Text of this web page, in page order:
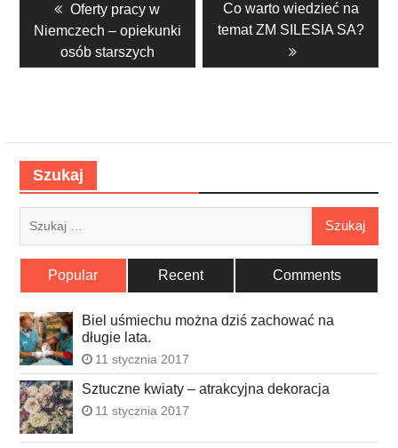
wpisu Previous
post:
Oferty pracy w
Niemczech – opiekunki
osób starszych
Next
post:
Co warto wiedzieć na
temat ZM SILESIA SA?
Szukaj
Popular Recent Comments
Biel uśmiechu można dziś zachować na
długie lata.
11 stycznia 2017
Sztuczne kwiaty – atrakcyjna dekoracja
11 stycznia 2017